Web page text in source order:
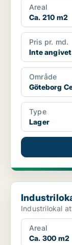
Areal
Ca. 210 m2
Pris pr. md.
Inte angivet
Område
Göteborg
Type
Lager
Industrilokal i
Industrilokal
Areal
Ca. 300 m2